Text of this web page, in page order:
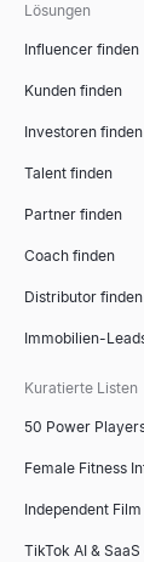
Lösungen
Influencer finden
Kunden finden
Investoren finden
Talent finden
Partner finden
Coach finden
Distributor finden
Immobilien-
Kuratierte Listen
50 Power
Female Fitness
Independent
TikTok AI &